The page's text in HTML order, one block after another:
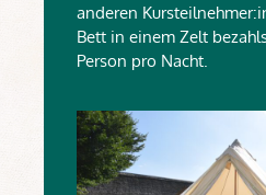
anderen
Bett in einem Zelt
Person pro Nacht.